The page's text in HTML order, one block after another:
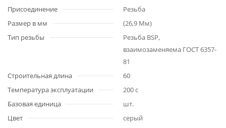
Присоединение
Резьба
Размер в мм
(26,9 Мм)
Тип резьбы
Резьба BSP,
взаимозаменяема ГОСТ 6357-
81
Строительная длина
60
Температура эксплуатации
200 с
Базовая единица
шт.
Цвет
серый